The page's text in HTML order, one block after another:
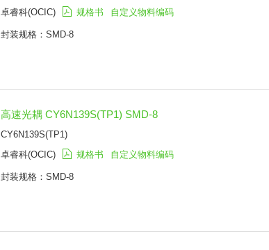
卓睿科(OCIC)
规格书 自定义物料编码
封装规格：SMD-8
高速光耦 CY6N139S(TP1) SMD-8
CY6N139S(TP1)
卓睿科(OCIC)
规格书 自定义物料编码
封装规格：SMD-8